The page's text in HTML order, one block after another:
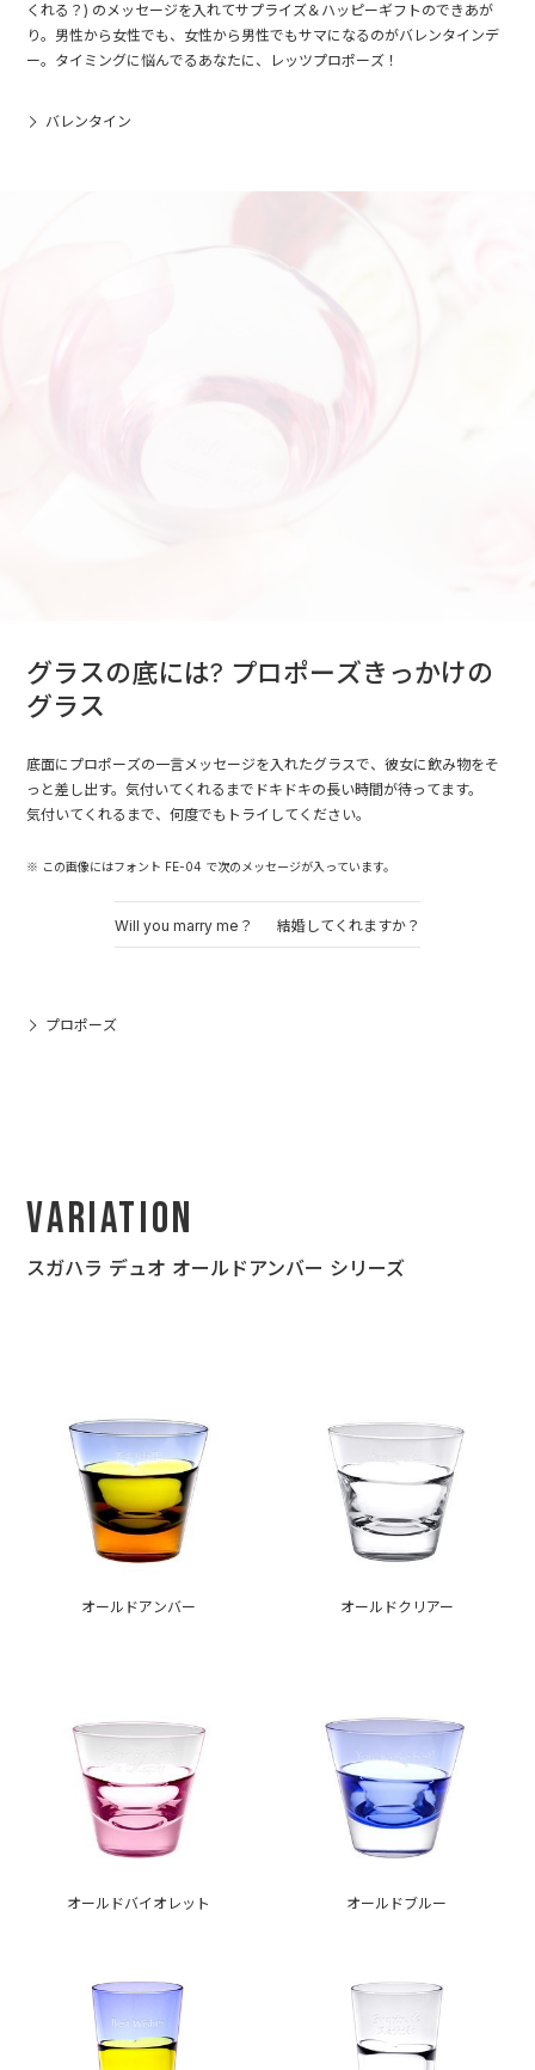
くれる？) のメッセージを入れてサプライズ＆ハッピーギフトのできあが
り。男性から女性でも、女性から男性でもサマになるのがバレンタインデ
ー。タイミングに悩んでるあなたに、レッツプロポーズ！
バレンタイン
グラスの底には? プロポーズきっかけの
グラス
底面にプロポーズの一言メッセージを入れたグラスで、彼女に飲み物をそ
っと差し出す。気付いてくれるまでドキドキの長い時間が待ってます。
気付いてくれるまで、何度でもトライしてください。
※ この画像にはフォント FE-04 で次のメッセージが入っています。
Will you marry me？ 結婚してくれますか？
プロポーズ
Variation
スガハラ デュオ オールドアンバー シリーズ
オールドアンバー オールドクリアー
オールドバイオレット オールドブルー